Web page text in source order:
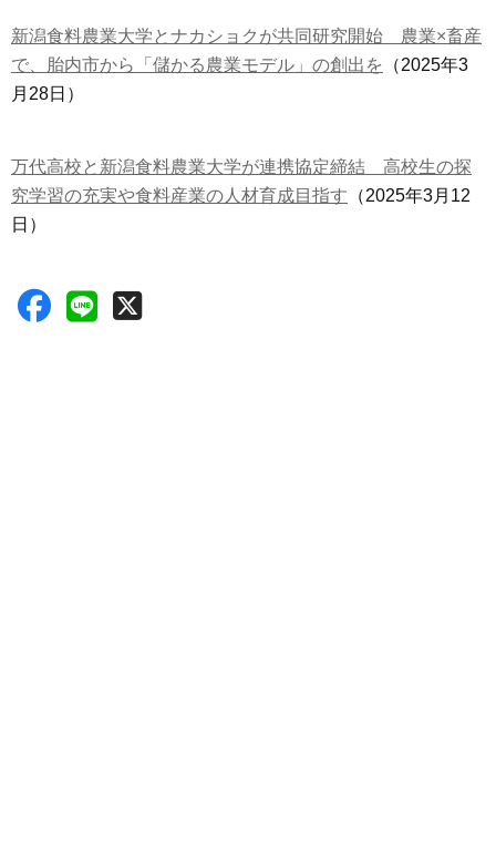
新潟食料農業大学とナカショクが共同研究開始 農業×畜産
で、胎内市から「儲かる農業モデル」の創出を
（2025年3
月28日）
万代高校と新潟食料農業大学が連携協定締結 高校生の探
究学習の充実や食料産業の人材育成目指す （2025年3月12
日）